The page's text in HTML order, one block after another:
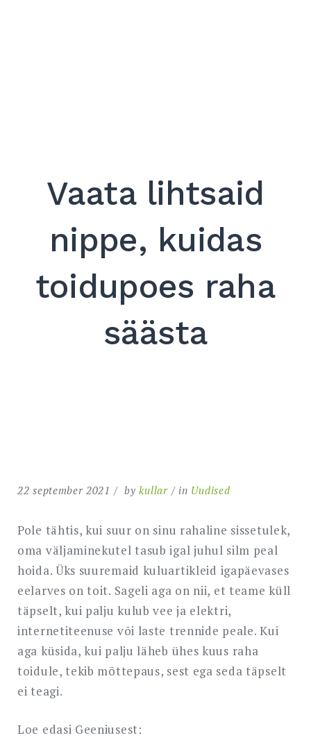
Vaata lihtsaid
nippe, kuidas
toidupoes raha
säästa
22 september 2021 bykullar in Uudised
Pole tähtis, kui suur on sinu rahaline sissetulek,
oma väljaminekutel tasub igal juhul silm peal
hoida. Üks suuremaid kuluartikleid igapäevases
eelarves on toit. Sageli aga on nii, et teame küll
täpselt, kui palju kulub vee ja elektri,
internetiteenuse või laste trennide peale. Kui
aga küsida, kui palju läheb ühes kuus raha
toidule, tekib mõttepaus, sest ega seda täpselt
ei teagi.
Loe edasi Geeniusest: